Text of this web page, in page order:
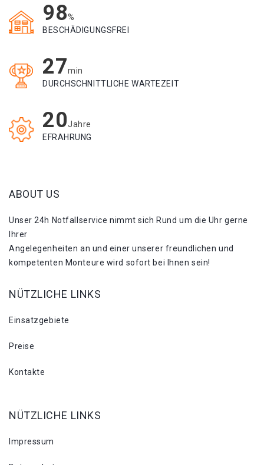
98%
BESCHÄDIGUNGSFREI
27min
DURCHSCHNITTLICHE WARTEZEIT
20Jahre
EFRAHRUNG
ABOUT US
Unser 24h Notfallservice nimmt sich Rund um die Uhr gerne
Ihrer
Angelegenheiten an und einer unserer freundlichen und
kompetenten Monteure wird sofort bei Ihnen sein!
NÜTZLICHE LINKS
Einsatzgebiete
Preise
Kontakte
NÜTZLICHE LINKS
Impressum